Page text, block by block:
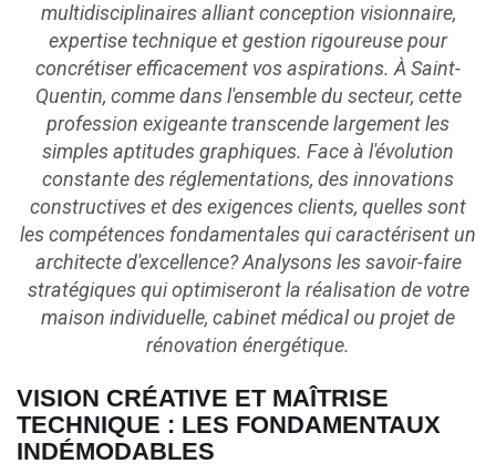
multidisciplinaires alliant conception visionnaire,
expertise technique et gestion rigoureuse pour
concrétiser efficacement vos aspirations. À Saint-
Quentin, comme dans l'ensemble du secteur, cette
profession exigeante transcende largement les
simples aptitudes graphiques. Face à l'évolution
constante des réglementations, des innovations
constructives et des exigences clients, quelles sont
les compétences fondamentales qui caractérisent un
architecte d'excellence? Analysons les savoir-faire
stratégiques qui optimiseront la réalisation de votre
maison individuelle, cabinet médical ou projet de
rénovation énergétique.
VISION CRÉATIVE ET MAÎTRISE
TECHNIQUE : LES FONDAMENTAUX
INDÉMODABLES